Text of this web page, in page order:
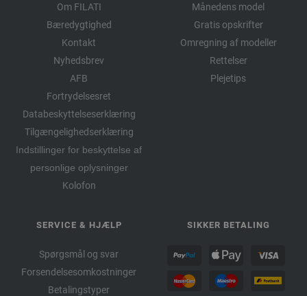
Om FILATI
Bæredygtighed
Kontakt
Nyhedsbrev
AFB
Fortrydelsesret
Databeskyttelseserklæring
Tilgængelighedserklæring
Indstillinger for beskyttelse af
personlige oplysninger
Kolofon
Månedens model
Gratis opskrifter
Omregning af modeller
Rettelser
Plejetips
SERVICE & HJÆLP
Spørgsmål og svar
Forsendelsesomkostninger
Betalingstyper
SIKKER BETALING